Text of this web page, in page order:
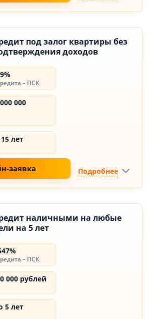
под залог квартиры без
доходов
– ПСК
000
лет
заявка Подробнее
наличными на любые
на 5 лет
– ПСК
000 рублей
5 лет